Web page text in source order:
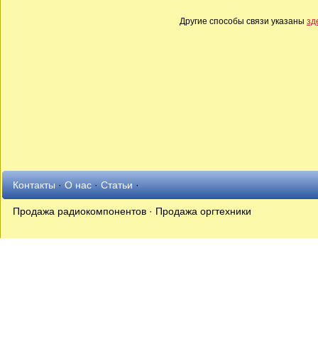
Другие способы связи указаны
Контакты·О нас·Статьи·
Продажа радиокомпонентов · Продажа оргтехники